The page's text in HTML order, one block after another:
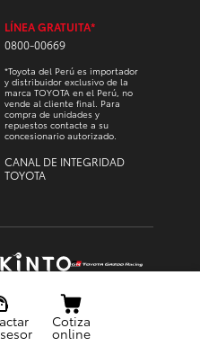
Cotiza
online
LÍNEA GRATUITA*
0800-00669
*Toyota del Perú es importador
y distribuidor exclusivo de la
marca TOYOTA en el Perú, no
vende al cliente final. Para
compra de unidades y
repuestos contacte a su
concesionario autorizado.
CANAL DE INTEGRIDAD
TOYOTA
all rights reserved
TÉRMINOS Y CONDICIONES
CAMPAÑAS